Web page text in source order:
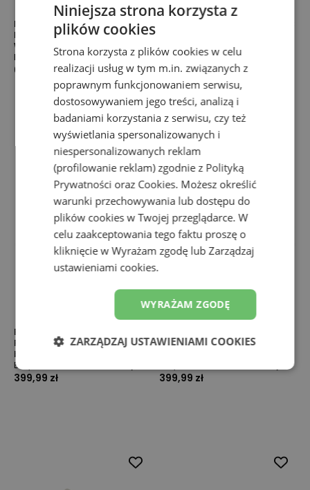
Buty damskie New Balance
Fresh Foam Ellipse v1
WELPS8AD – szare
Fresh Foam x Ellipse
669,99 zł
AC Runner
649,99 zł
Buty damskie New Balance
Fresh Foam 680 v9 W6805FY –
beżowe
Buty do nawierzchni twardej
399,99 zł
Fresh Foam 680 v9 W680107 –
399,99 zł
Niniejsza strona korzysta z
plików cookies
Strona korzysta z plików cookies w celu
realizacji usług w tym m.in. związanych z
poprawnym funkcjonowaniem serwisu,
dostosowywaniem jego treści, analizą i
badaniami korzystania z serwisu, czy też
wyświetlania spersonalizowanych i
niespersonalizowanych reklam
(profilowanie reklam) zgodnie z Polityką
Prywatności oraz Cookies. Możesz określić
warunki przechowywania lub dostępu do
plików cookies w Twojej przeglądarce. W
celu zaakceptowania tego faktu proszę o
kliknięcie w Wyrażam zgodę lub Zarządzaj
ustawieniami cookies.
WYRAŻAM ZGODĘ
ZARZĄDZAJ USTAWIENIAMI COOKIES